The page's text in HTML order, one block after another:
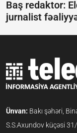
Baş redaktor:
jurnalist
Ünvan: Bakı şəhəri,
S.S.Axundov küçəsi